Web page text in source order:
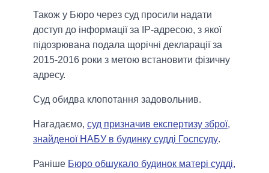
Також у Бюро через суд просили надати
доступ до інформації за IP-адресою, з якої
підозрювана подала щорічні декларації за
2015-2016 роки з метою встановити фізичну
адресу.
Суд обидва клопотання задовольнив.
Нагадаємо, суд призначив експертизу зброї,
знайденої НАБУ в будинку судді Госпсуду.
Раніше Бюро обшукало будинок матері судді,